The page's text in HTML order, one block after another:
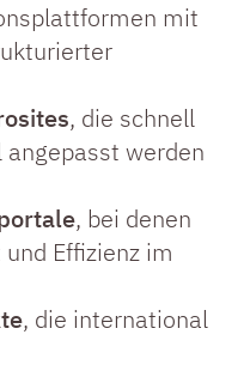
mit
, die schnell
werden
, bei denen
Effizienz im
, die international